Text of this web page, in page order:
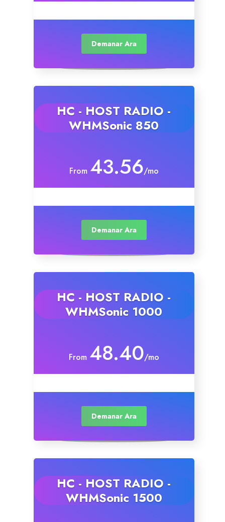
Demanar Ara
HC - HOST RADIO -
WHMSonic 850
From 43.56/mo
Demanar Ara
HC - HOST RADIO -
WHMSonic 1000
From 48.40/mo
Demanar Ara
HC - HOST RADIO -
WHMSonic 1500